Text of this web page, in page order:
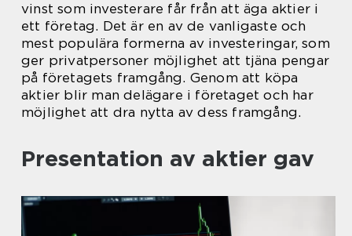
vinst som investerare får från att äga aktier i
ett företag. Det är en av de vanligaste och
mest populära formerna av investeringar, som
ger privatpersoner möjlighet att tjäna pengar
på företagets framgång. Genom att köpa
aktier blir man delägare i företaget och har
möjlighet att dra nytta av dess framgång.
Presentation av aktier gav